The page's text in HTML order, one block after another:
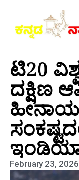
ಟಿ20
ದಕ್ಷಿಣ
February 23, 2026